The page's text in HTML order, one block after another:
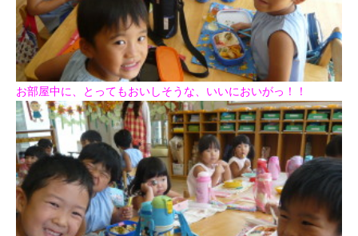
お部屋中に、とってもおいしそうな、いいにおいがっ！！